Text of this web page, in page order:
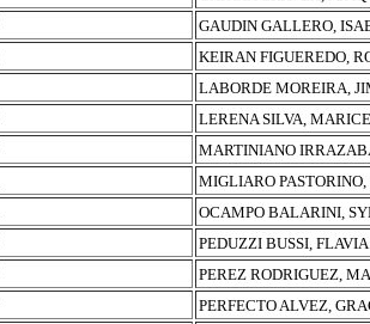
GAUDIN GALLERO,
KEIRAN FIGUEREDO,
LABORDE MOREIRA,
LERENA SILVA,
MARTINIANO
MIGLIARO
OCAMPO BALARINI,
PEDUZZI BUSSI,
PEREZ RODRIGUEZ,
PERFECTO ALVEZ,